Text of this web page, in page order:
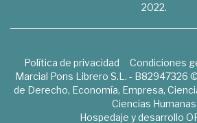
2022.
Política de privacidad Condiciones
Marcial Pons Librero S.L. - B82947326
de Derecho, Economía, Empresa,
Ciencias Humanas
Hospedaje y desarrollo